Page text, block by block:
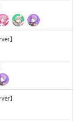
】
】